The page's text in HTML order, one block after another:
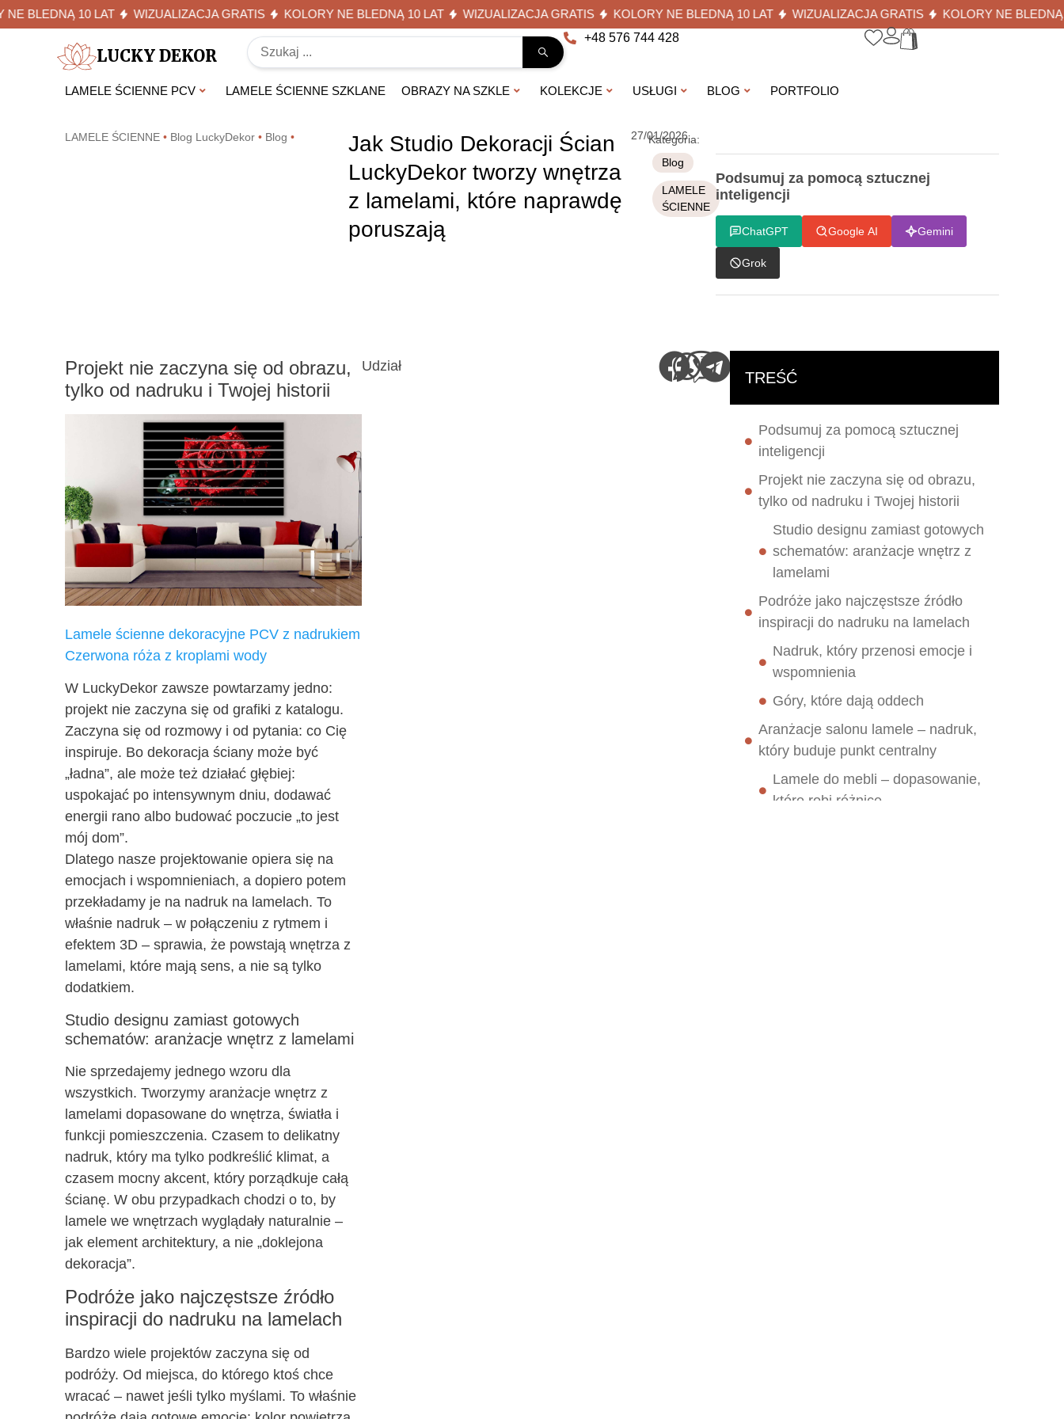
10 LAT WIZUALIZACJA GRATIS KOLORY NE BLEDNĄ 10 LAT WIZUALIZACJA GRATIS KOLORY NE BLEDNĄ 10 LAT WIZUALIZACJA GRATIS KOLORY NE BLEDNĄ 10
LUCKY DEKOR
+48 576 744 428
LAMELE ŚCIENNE PCV LAMELE ŚCIENNE SZKLANE OBRAZY NA SZKLE KOLEKCJE USŁUGI BLOG PORTFOLIO
LAMELE ŚCIENNE • Blog LuckyDekor • Blog •
Jak Studio Dekoracji Ścian
LuckyDekor tworzy wnętrza
z lamelami, które naprawdę
poruszają
27/01/2026
Kategoria:
Blog
LAMELE
ŚCIENNE
Podsumuj za pomocą sztucznej
inteligencji
ChatGPT Google AI Gemini
Grok
Projekt nie zaczyna się od obrazu,
tylko od nadruku i Twojej historii
Lamele ścienne dekoracyjne PCV z nadrukiem
Czerwona róża z kroplami wody
W LuckyDekor zawsze powtarzamy jedno:
projekt nie zaczyna się od grafiki z katalogu.
Zaczyna się od rozmowy i od pytania: co Cię
inspiruje. Bo dekoracja ściany może być
„ładna”, ale może też działać głębiej:
uspokajać po intensywnym dniu, dodawać
energii rano albo budować poczucie „to jest
mój dom”.
Dlatego nasze projektowanie opiera się na
emocjach i wspomnieniach, a dopiero potem
przekładamy je na nadruk na lamelach. To
właśnie nadruk – w połączeniu z rytmem i
efektem 3D – sprawia, że powstają wnętrza z
lamelami, które mają sens, a nie są tylko
dodatkiem.
Studio designu zamiast gotowych
schematów: aranżacje wnętrz z lamelami
Nie sprzedajemy jednego wzoru dla
wszystkich. Tworzymy aranżacje wnętrz z
lamelami dopasowane do wnętrza, światła i
funkcji pomieszczenia. Czasem to delikatny
nadruk, który ma tylko podkreślić klimat, a
czasem mocny akcent, który porządkuje całą
ścianę. W obu przypadkach chodzi o to, by
lamele we wnętrzach wyglądały naturalnie –
jak element architektury, a nie „doklejona
dekoracja”.
Podróże jako najczęstsze źródło
inspiracji do nadruku na lamelach
Bardzo wiele projektów zaczyna się od
podróży. Od miejsca, do którego ktoś chce
wracać – nawet jeśli tylko myślami. To właśnie
Udział
TREŚĆ
Podsumuj za pomocą sztucznej
inteligencji
Projekt nie zaczyna się od obrazu,
tylko od nadruku i Twojej historii
Studio designu zamiast gotowych
schematów: aranżacje wnętrz z
lamelami
Podróże jako najczęstsze źródło
inspiracji do nadruku na lamelach
Nadruk, który przenosi emocje i
wspomnienia
Góry, które dają oddech
Aranżacje salonu lamele – nadruk,
który buduje punkt centralny
Lamele do mebli – dopasowanie,
które robi różnicę